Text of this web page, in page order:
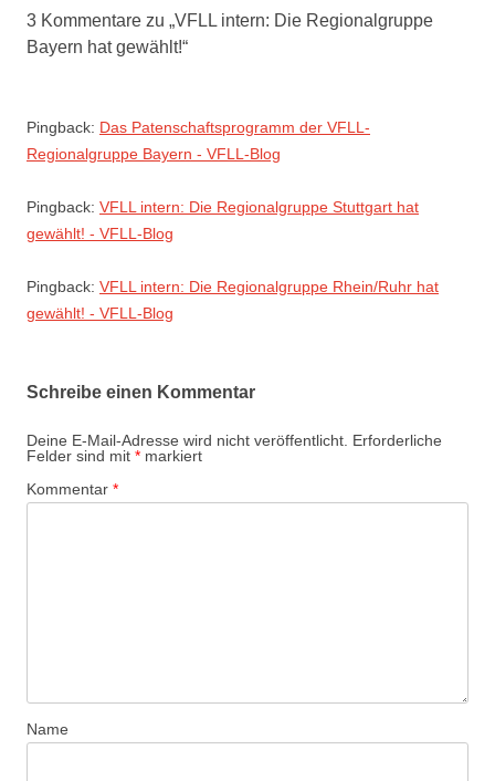
3 Kommentare zu „VFLL intern: Die Regionalgruppe
Bayern hat gewählt!“
Pingback: Das Patenschaftsprogramm der VFLL-
Regionalgruppe Bayern - VFLL-Blog
Pingback: VFLL intern: Die Regionalgruppe Stuttgart hat
gewählt! - VFLL-Blog
Pingback: VFLL intern: Die Regionalgruppe Rhein/Ruhr hat
gewählt! - VFLL-Blog
Schreibe einen Kommentar
Deine E-Mail-Adresse wird nicht veröffentlicht. Erforderliche
Felder sind mit * markiert
Kommentar *
Name